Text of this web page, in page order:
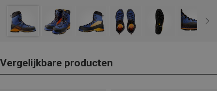
Vergelijkbare producten